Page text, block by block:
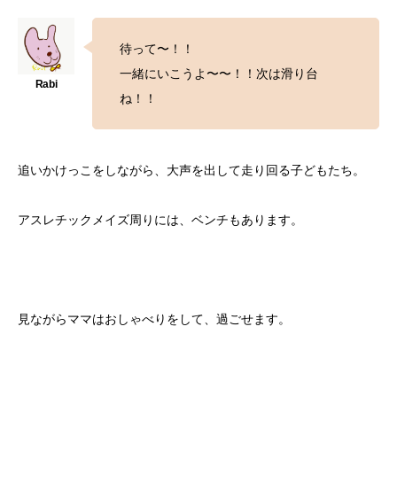
待って〜！！
一緒にいこうよ〜〜！！次は滑り台
ね！！
追いかけっこをしながら、大声を出して走り回る子どもたち。
アスレチックメイズ周りには、ベンチもあります。
見ながらママはおしゃべりをして、過ごせます。